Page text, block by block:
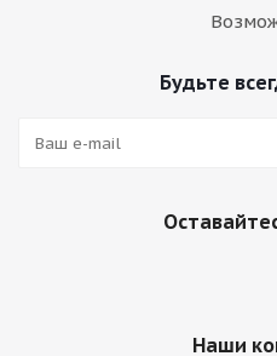
Будьте
Наши